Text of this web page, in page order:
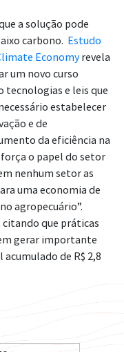
a solução pode
carbono. Estudo
Economyrevela
um novo curso
e leis que
estabelecer
e de
da eficiência na
o papel do setor
nenhum setor as
uma economia de
agropecuário”.
que práticas
gerar importante
de R$ 2,8